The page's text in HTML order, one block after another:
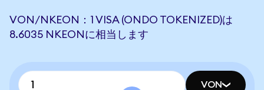
VON/NKEON：1 VISA (ONDO TOKENIZED)は
8.6035 NKEONに相当します
VON